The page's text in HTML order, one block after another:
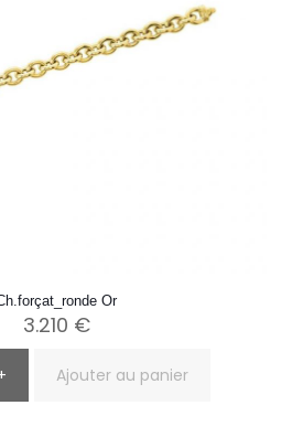
Or
3.210 €
Ajouter au panier